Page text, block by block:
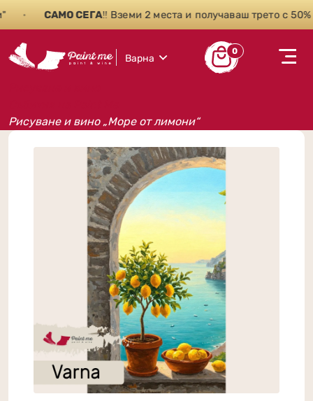
САМО СЕГА‼️ Вземи 2 места и получаваш трето с 50%
Варна
0
Рисуване и вино „Море от лимони“